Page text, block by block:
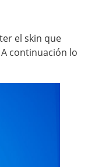
el skin que
continuación lo